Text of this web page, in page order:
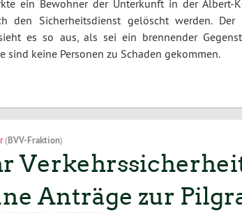
ein Bewohner der Unterkunft in der Albert-
den Sicherheitsdienst gelöscht werden.
es so aus, als sei ein brennender
sind keine Personen zu Schaden gekommen.
(BVV-Fraktion)
Anträge zur